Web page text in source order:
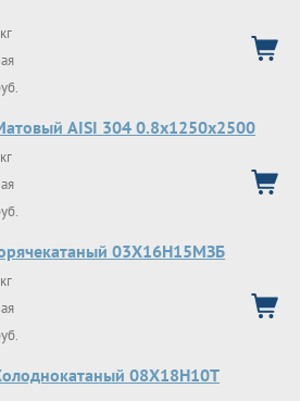
AISI 304 0.8х1250х2500
03Х16Н15МЗБ
08Х18Н10Т